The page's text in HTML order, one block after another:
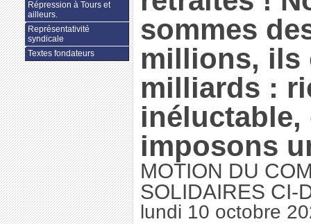
sommes
millions, ils
milliards :
inéluctable,
imposons
MOTION DU
SOLIDAIRES CI-
lundi 10 octobre
Répression à Tours et
ailleurs.
Représentativité
syndicale
Textes fondateurs